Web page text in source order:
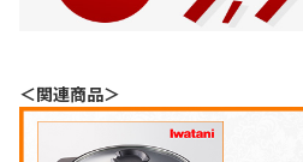
＜関連商品＞